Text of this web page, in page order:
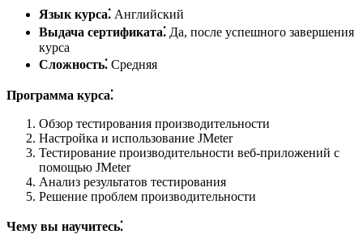
Язык курса⁚ Английский
Выдача сертификата⁚ Да, после успешного завершения
курса
Сложность⁚ Средняя
Программа курса⁚
Обзор тестирования производительности
Настройка и использование JMeter
Тестирование производительности веб-приложений с
помощью JMeter
Анализ результатов тестирования
Решение проблем производительности
Чему вы научитесь⁚